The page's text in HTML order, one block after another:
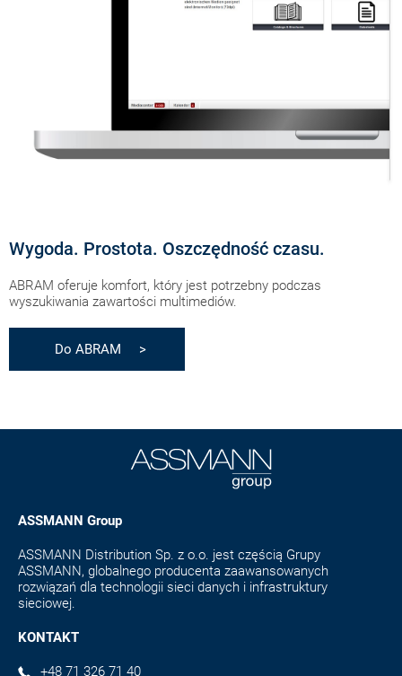
Wygoda. Prostota. Oszczędność czasu.
ABRAM oferuje komfort, który jest potrzebny podczas
wyszukiwania zawartości multimediów.
Do ABRAM >
ASSMANN Group
ASSMANN Distribution Sp. z o.o. jest częścią Grupy
ASSMANN, globalnego producenta zaawansowanych
rozwiązań dla technologii sieci danych i infrastruktury
sieciowej.
KONTAKT
+48 71 326 71 40